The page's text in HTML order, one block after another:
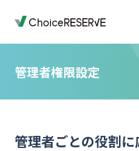
機能
管理者権限設定
管理者ごとの役割